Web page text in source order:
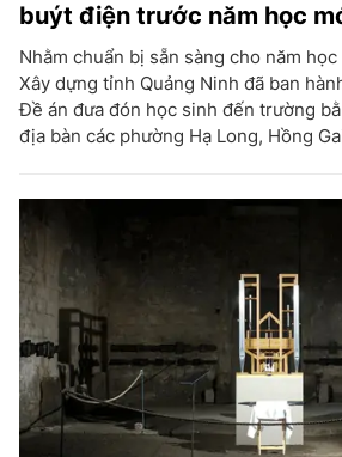
buýt điện trước năm học
Nhằm chuẩn bị sẵn sàng cho năm
Xây dựng tỉnh Quảng Ninh đã ban
Đề án đưa đón học sinh đến trường
địa bàn các phường Hạ Long, Hồng